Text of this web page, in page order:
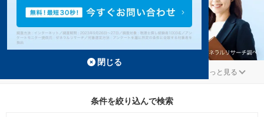
もっと見る
条件を絞り込んで検索
閉じる